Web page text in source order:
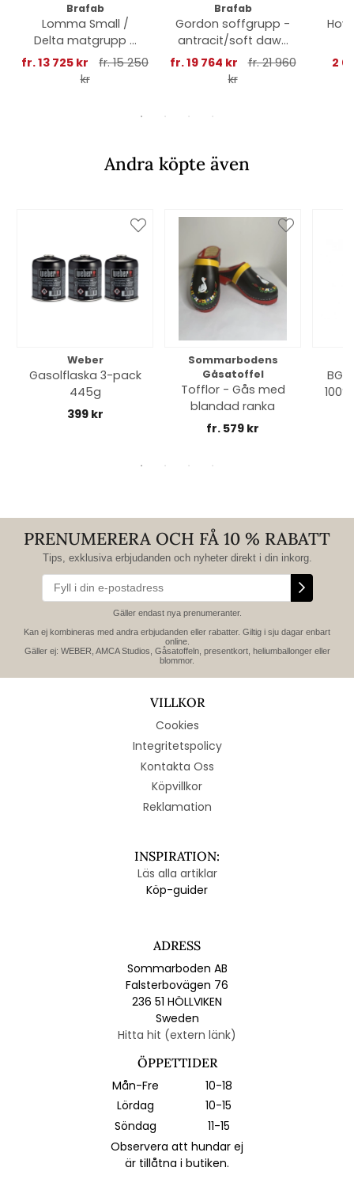
Brafab
Lomma Small /
Delta matgrupp -
svart/slate dyna
fr. 13 725 kr
fr. 15 250
kr
Brafab
Gordon soffgrupp -
antracit/soft dawn
dyna
fr. 19 764 kr
fr. 21 960
kr
Hov
2
Andra köpte även
Weber
Gasolflaska 3-pack
445g
399 kr
Sommarbodens
Gåsatoffel
Tofflor - Gås med
blandad ranka
fr. 579 kr
PRENUMERERA OCH FÅ 10 % RABATT
Tips, exklusiva erbjudanden och nyheter direkt i din inkorg.
Gäller endast nya prenumeranter.
Kan ej kombineras med andra erbjudanden eller rabatter. Giltig i sju dagar enbart
online.
Gäller ej: WEBER, AMCA Studios, Gåsatoffeln, presentkort, heliumballonger eller
blommor.
VILLKOR
Cookies
Integritetspolicy
Kontakta Oss
Köpvillkor
Reklamation
INSPIRATION:
Läs alla artiklar
Köp-guider
ADRESS
Sommarboden AB
Falsterbovägen 76
236 51 HÖLLVIKEN
Sweden
Hitta hit (extern länk)
ÖPPETTIDER
Mån-Fre
10-18
Lördag
10-15
Söndag
11-15
Observera att hundar ej
är tillåtna i butiken.